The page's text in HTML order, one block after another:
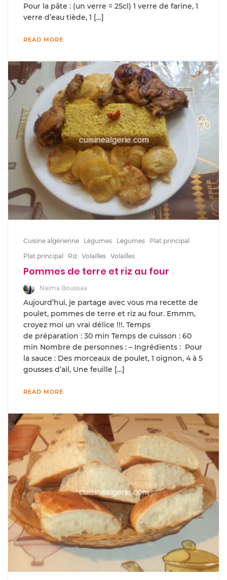
Pour la pâte : (un verre = 25cl) 1 verre de farine, 1
verre d’eau tiède, 1 […]
READ MORE
Cuisine algérienne Légumes Légumes
Plat principal
Plat principal
Riz Volailles Volailles
Pommes de terre et riz au four
Naima Boussaa
Aujourd’hui, je partage avec vous ma recette de
poulet, pommes de terre et riz au four. Emmm,
croyez moi un vrai délice !!!. Temps
de préparation : 30 min Temps de cuisson : 60
min Nombre de personnes : – Ingrédients : Pour
la sauce : Des morceaux de poulet, 1 oignon, 4 à 5
gousses d’ail, Une feuille […]
READ MORE